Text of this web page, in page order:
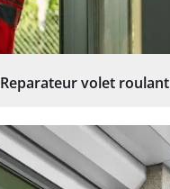
Reparateur volet roulant